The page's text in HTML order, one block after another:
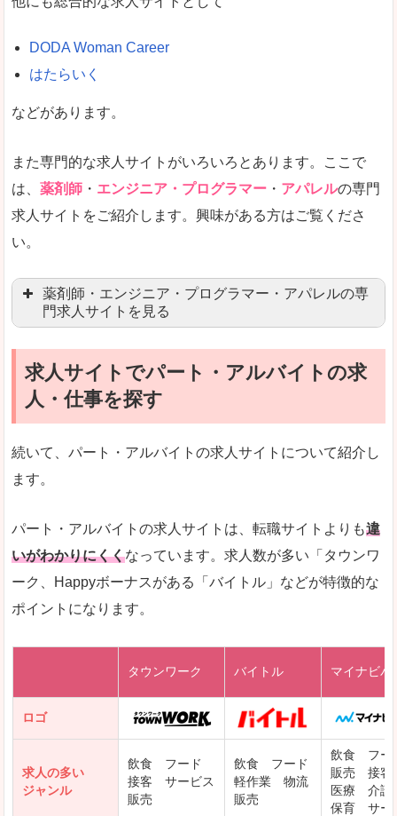
悪いところ
未経験 未経験の求人もあります
営業職を探している方にとっては、有利なサイト
検索人気キーワードの上位が「40代」「50代」
使いやすさ
文字が大きくて見やすいです。
求人を含んだページを見てみる
DODA Woman Career
はたらいく
などがあります。
また専門的な求人サイトがいろいろとあります。ここで
は、 薬剤師 ・ エンジニア・プログラマー ・ アパレルの専門
求人サイトをご紹介します。興味がある方はご覧くださ
い。
薬剤師・エンジニア・プログラマー・アパレルの専
門求人サイトを見る
マイナビ薬剤師
リクナビ薬剤師
ファルマスタッフ
薬キャリ(エムスリー)
ファーマキャリア
レバテックキャリア
DODAエンジニア IT
求人サイトでパート・アルバイトの求
人・仕事を探す
続いて、パート・アルバイトの求人サイトについて紹介し
ます。
パート・アルバイトの求人サイトは、転職サイトよりも違
いがわかりにくくなっています。求人数が多い「タウンワ
ーク、Happyボーナスがある「バイトル」などが特徴的な
ポイントになります。
タウンワーク バイトル マイナビバ
ロゴ
求人の多い
ジャンル
飲食 フード
接客 サービス
販売
飲食 フード
軽作業 物流
販売
飲食 フー
販売 接客
医療 介護
保育 サー